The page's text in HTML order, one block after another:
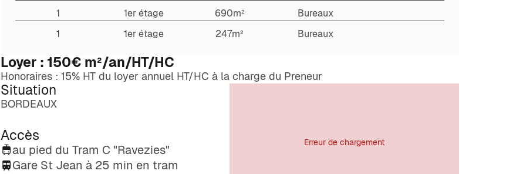
1
1er étage 690m²
Bureaux
1
1er étage 247m² Bureaux
Loyer : 150€ m²/an/HT/HC
Honoraires : 15% HT du loyer annuel HT/HC à la charge du Preneur
Situation
BORDEAUX
Accès
au pied du Tram C "Ravezies"
Gare St Jean à 25 min en tram
Erreur de chargement